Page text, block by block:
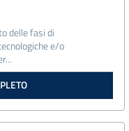
delle fasi di
e/o